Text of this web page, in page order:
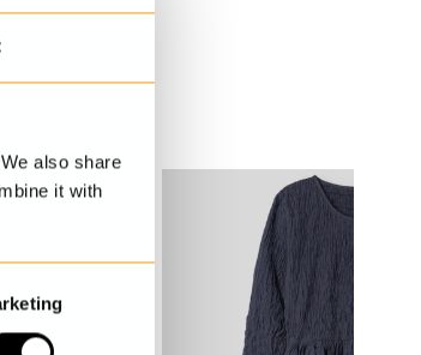
also share
it with